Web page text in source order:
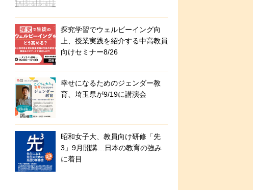
探究学習でウェルビーイング向
上、授業実践を紹介する中高教員
向けセミナー8/26
幸せになるためのジェンダー教
育、埼玉県が9/19に講演会
昭和女子大、教員向け研修「先
3」9月開講…日本の教育の強み
に着目